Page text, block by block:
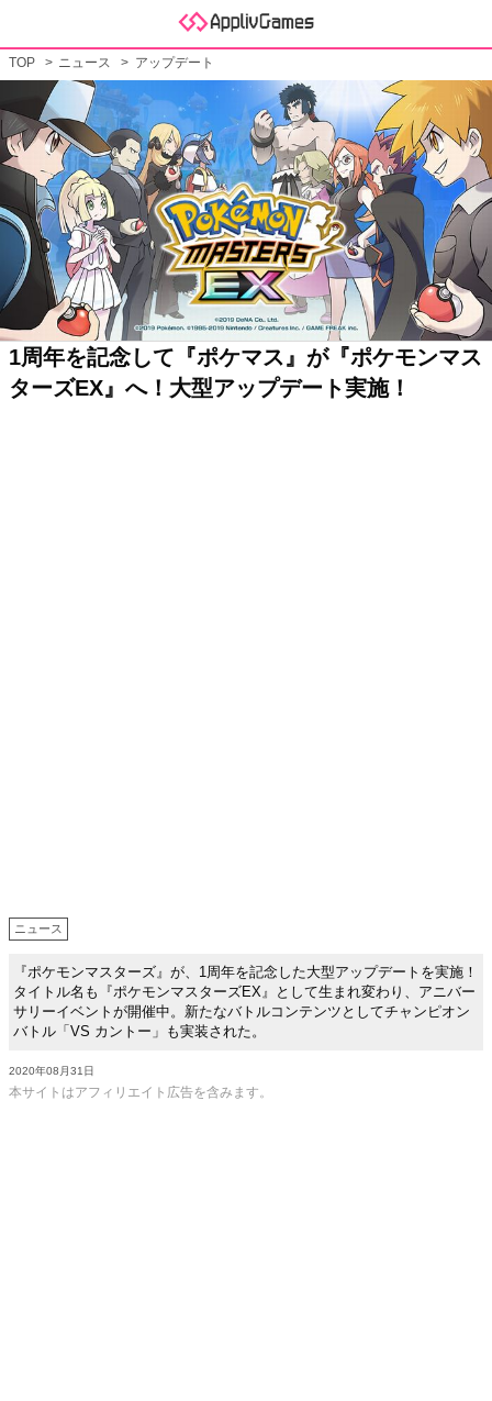
TOP ニュース アップデート
1周年を記念して『ポケマス』が『ポケモンマス
ターズEX』へ！大型アップデート実施！
ニュース
『ポケモンマスターズ』が、1周年を記念した大型アップデートを実施！
タイトル名も『ポケモンマスターズEX』として生まれ変わり、アニバー
サリーイベントが開催中。新たなバトルコンテンツとしてチャンピオン
バトル「VS カントー」も実装された。
2020年08月31日
本サイトはアフィリエイト広告を含みます。